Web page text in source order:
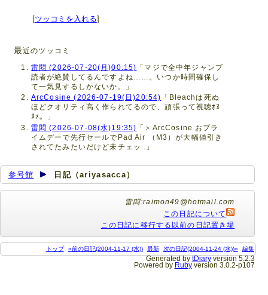
[ツッコミを入れる]
最近のツッコミ
雷悶 (2026-07-20(月)00:15)
「マジで全中年ジャンプ
読者が絶賛してるんですよね……。いつか時間確保し
て一気見するしかないか。」
ArcCosine (2026-07-19(日)20:54)
「Bleachは死ぬ
ほどクオリティ高く作られてるので、頑張って視聴ｵﾇ
ﾇﾒ。」
雷悶 (2026-07-08(水)19:35)
「＞ArcCosine おプラ
イムデーで先行セールでPad Air （M3）が大幅値引き
されてたみたいだけど未チェッ..」
参号館 日記（ariyasacca）
雷悶:raimon49@hotmail.com
この日記について
この日記に移行する以前の日記置き場
トップ «前の日記(2004-11-17 (水)) 最新 次の日記(2004-11-24 (水))» 編集
Generated by tDiaryversion 5.2.3
Powered by Rubyversion 3.0.2-p107